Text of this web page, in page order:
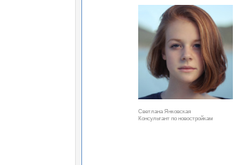
Светлана Янковская
Консультант по новостройкам